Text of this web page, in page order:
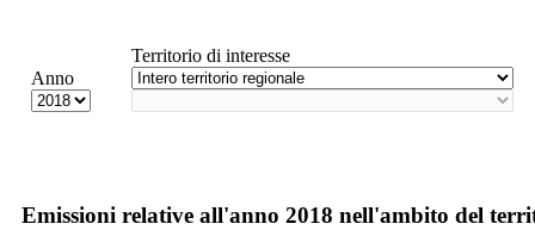
Anno
Territorio di interesse
Emissioni relative all'anno 2018 nell'ambito del